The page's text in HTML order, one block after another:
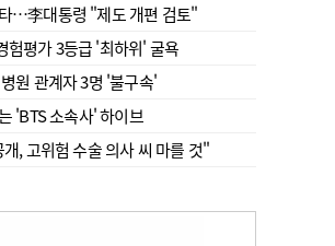
…李대통령 "제도 개편 검토"
험평가 3등급 '최하위' 굴욕
원 관계자 3명 '불구속'
'BTS 소속사' 하이브
, 고위험 수술 의사 씨 마를 것"